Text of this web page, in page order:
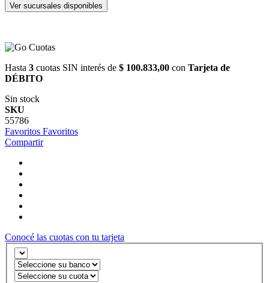
Ver sucursales disponibles
Hasta 3 cuotas SIN interés de $ 100.833,00 con Tarjeta de
DÉBITO
Sin stock
SKU
55786
Favoritos Favoritos
Compartir
Conocé las cuotas con tu tarjeta